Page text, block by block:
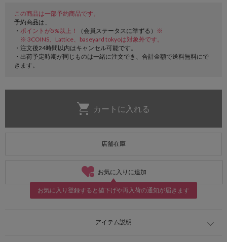
この商品は一部予約商品です。
予約商品は、
・ ポイントが5%以上！ （会員ステータスに準ずる）
※
※ 3COINS、Lattice、baseyard tokyoは対象外です。
・注文後24時間以内はキャンセル可能です。
・出荷予定時期が同じものは一緒に注文でき、合計金額で送料無料にで
きます。
店舗在庫
お気に入りに追加
お気に入り登録すると値下げや再入荷の通知が届きます
アイテム説明